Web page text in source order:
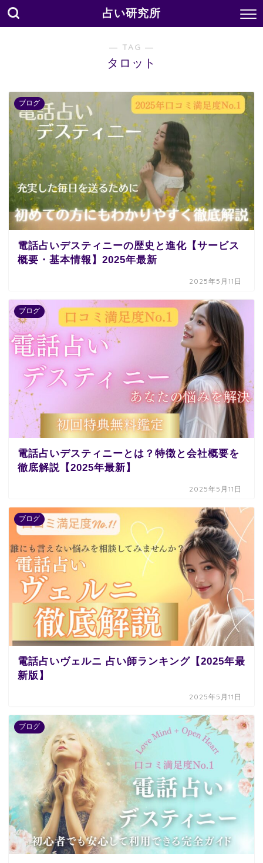
占い研究所
― TAG ―
タロット
ブログ
電話占いデスティニーの歴史と進化【サービス
概要・基本情報】2025年最新
2025年5月11日
ブログ
電話占いデスティニーとは？特徴と会社概要を
徹底解説【2025年最新】
2025年5月11日
ブログ
電話占いヴェルニ 占い師ランキング【2025年最
新版】
2025年5月11日
ブログ